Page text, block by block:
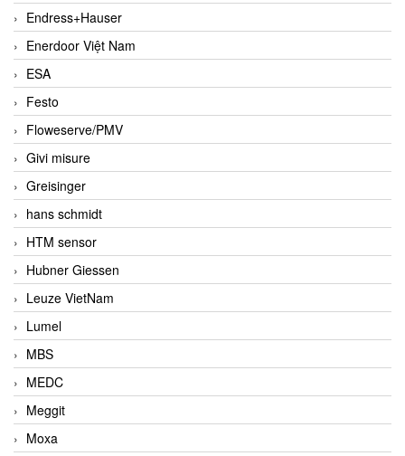
Endress+Hauser
Enerdoor Việt Nam
ESA
Festo
Floweserve/PMV
Givi misure
Greisinger
hans schmidt
HTM sensor
Hubner Giessen
Leuze VietNam
Lumel
MBS
MEDC
Meggit
Moxa